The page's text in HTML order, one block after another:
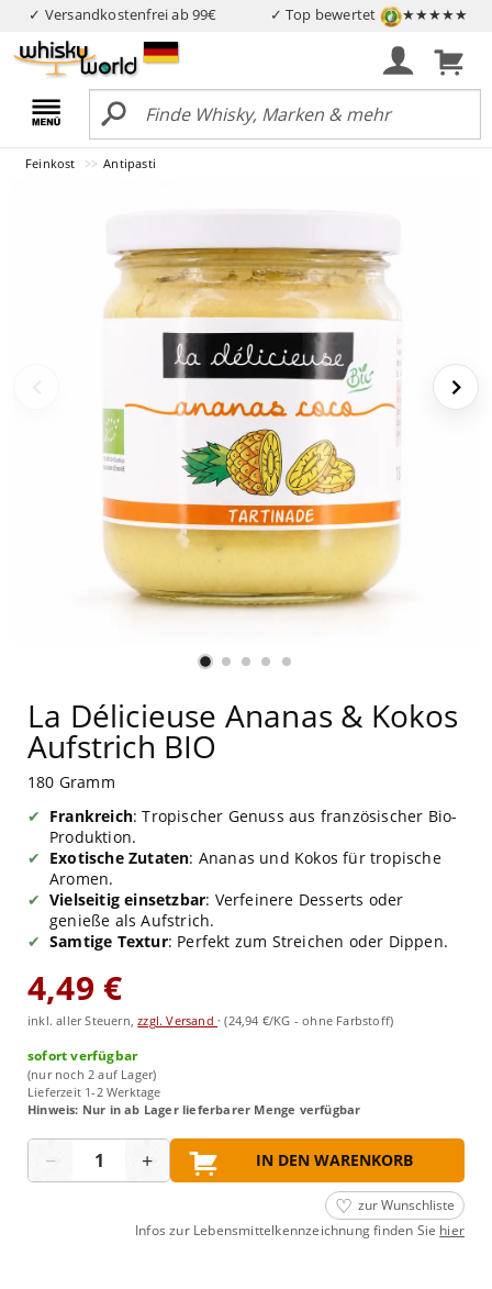
✓ Versandkostenfrei ab 99€ ✓ Top bewertet ★★★★★
Feinkost Antipasti
La Délicieuse Ananas & Kokos
Aufstrich BIO
180 Gramm
Frankreich: Tropischer Genuss aus französischer Bio-
Produktion.
Exotische Zutaten: Ananas und Kokos für tropische
Aromen.
Vielseitig einsetzbar: Verfeinere Desserts oder
genieße als Aufstrich.
Samtige Textur: Perfekt zum Streichen oder Dippen.
4,49 €
inkl. aller Steuern,zzgl. Versand ·(24,94 €/KG - ohne Farbstoff)
sofort verfügbar
(nur noch 2 auf Lager)
Lieferzeit 1-2 Werktage
Hinweis: Nur in ab Lager lieferbarer Menge verfügbar
− + IN DEN WARENKORB
zur Wunschliste
Infos zur Lebensmittelkennzeichnung finden Sie hier